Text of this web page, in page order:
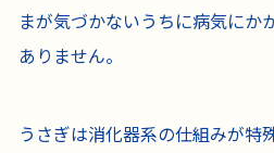
まが気づかないうちに病気にか
ありません。
うさぎは消化器系の仕組みが特